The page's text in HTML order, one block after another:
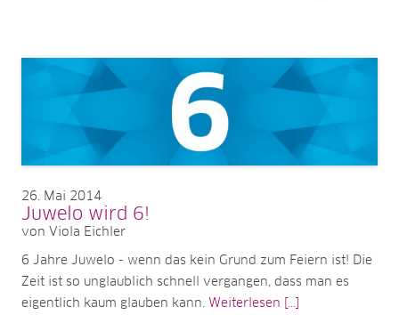
26 Mai 2014
Juwelo wird 6!
von Viola Eichler
6 Jahre Juwelo - wenn das kein Grund zum Feiern ist! Die
Zeit ist so unglaublich schnell vergangen, dass man es
eigentlich kaum glauben kann. Weiterlesen [...]